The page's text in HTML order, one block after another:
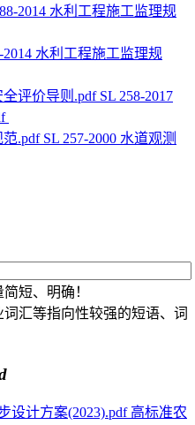
水利工程施工监理规
SL 258-2017
SL 257-2000 水道观测
短、明确！
汇等指向性较强的短语、词
高标准农